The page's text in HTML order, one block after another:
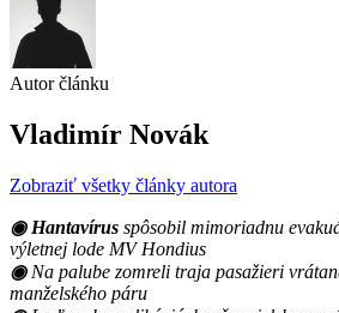
Autor článku
Vladimír Novák
Zobraziť všetky články autora
◉ Hantavírus spôsobil mimoriadnu
výletnej lode MV Hondius
◉ Na palube zomreli traja pasažieri
manželského páru